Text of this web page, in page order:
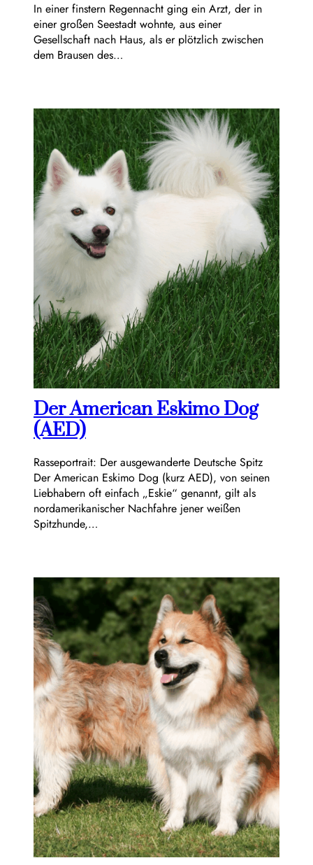
In einer finstern Regennacht ging ein Arzt, der in
einer großen Seestadt wohnte, aus einer
Gesellschaft nach Haus, als er plötzlich zwischen
dem Brausen des…
Der American Eskimo Dog
(AED)
Rasseportrait: Der ausgewanderte Deutsche Spitz
Der American Eskimo Dog (kurz AED), von seinen
Liebhabern oft einfach „Eskie“ genannt, gilt als
nordamerikanischer Nachfahre jener weißen
Spitzhunde,…